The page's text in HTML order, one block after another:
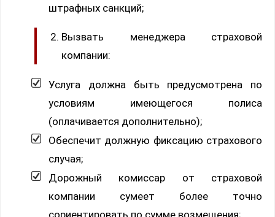
штрафных санкций;
Вызвать менеджера страховой
компании:
Услуга должна быть предусмотрена по
условиям имеющегося полиса
(оплачивается дополнительно);
Обеспечит должную фиксацию страхового
случая;
Дорожный комиссар от страховой
компании сумеет более точно
сориентировать по сумме возмещения;